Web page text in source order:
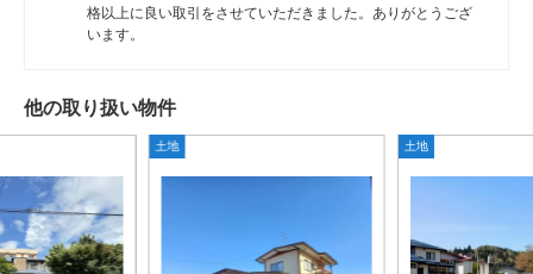
格以上に良い取引をさせていただきました。ありがとうござ
います。
他の取り扱い物件
土地 土地